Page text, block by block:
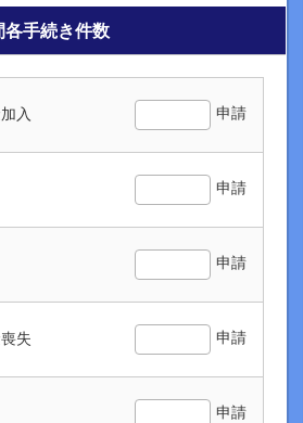
各手続き件数
入 申請
申請
申請
失 申請
申請